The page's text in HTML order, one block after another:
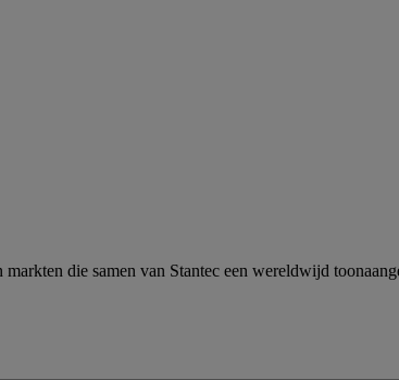
die samen van Stantec een wereldwijd